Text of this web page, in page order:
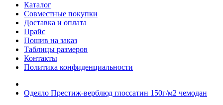
Каталог
Совместные покупки
Доставка и оплата
Прайс
Пошив на заказ
Таблицы размеров
Контакты
Политика конфиденциальности
Одеяло Престиж-верблюд глоссатин 150г/м2 чемодан